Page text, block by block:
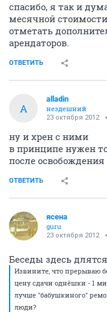
спасибо, я так и
месячной
отметать
арендаторов.
ОТВЕТИТЬ
A
alladin
нездешний
23 октября 2012
ну и хрен с ними
в принципе нужен
после
ОТВЕТИТЬ
ясена
guru
23 октября 2012
Беседы здесь
Извините, что прерываю
цену сдачи однёшки - 1
лучше "бабушкиного"
люди?